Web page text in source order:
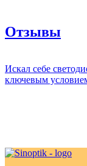
Отзывы
Искал себе
ключевым